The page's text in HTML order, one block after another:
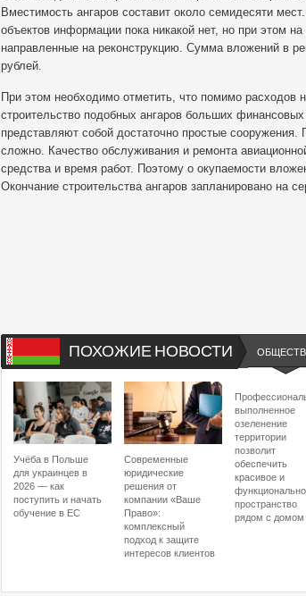
Вместимость ангаров составит около семидесяти
объектов информации пока никакой нет, но при этом
направленные на реконструкцию. Сумма вложений в
рублей.
При этом необходимо отметить, что помимо расходов
строительство подобных ангаров больших финансовых
представляют собой достаточно простые
сложно. Качество обслуживания и ремонта
средства и время работ. Поэтому о окупаемости
Окончание строительства ангаров запланировано на
ПОХОЖИЕ НОВОСТИ
Учёба в Польше
для украинцев в
2026 — как
поступить и начать
обучение в ЕС
Современные
юридические
решения от
компании «Ваше
Право»:
комплексный
подход к защите
интересов клиентов
выполненное
озеленение
территории
позволит
обеспечить
красивое и
пространство
рядом с домом